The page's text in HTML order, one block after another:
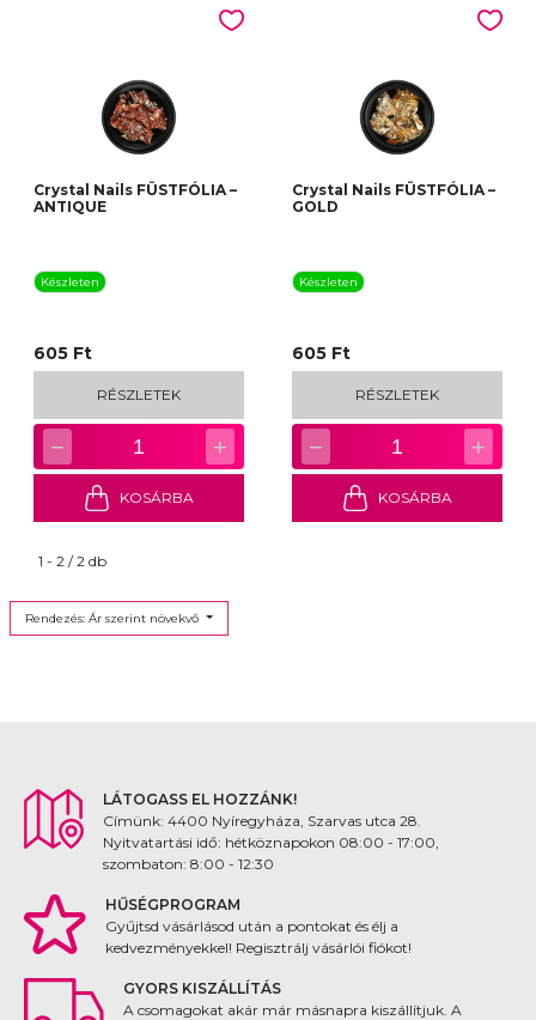
Crystal Nails FÜSTFÓLIA –
ANTIQUE
Készleten
605 Ft
RÉSZLETEK
− 1 +
KOSÁRBA
Crystal Nails FÜSTFÓLIA –
GOLD
Készleten
605 Ft
RÉSZLETEK
− 1 +
KOSÁRBA
1 - 2 / 2 db
Rendezés: Ár szerint növekvő
LÁTOGASS EL HOZZÁNK!
Címünk: 4400 Nyíregyháza, Szarvas utca 28.
Nyitvatartási idő: hétköznapokon 08:00 - 17:00,
szombaton: 8:00 - 12:30
HŰSÉGPROGRAM
Gyűjtsd vásárlásod után a pontokat és élj a
kedvezményekkel! Regisztrálj vásárlói fiókot!
GYORS KISZÁLLÍTÁS
A csomagokat akár már másnapra kiszállítjuk. A